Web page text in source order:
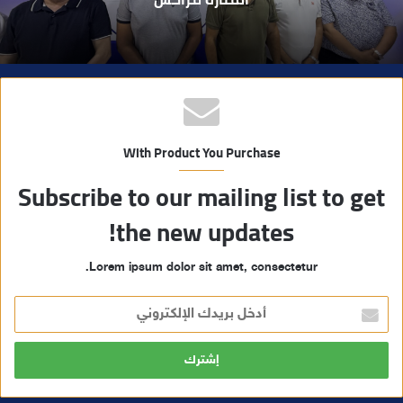
With Product You Purchase
Subscribe to our mailing list to get
the new updates!
Lorem ipsum dolor sit amet, consectetur.
خ
ل
ر